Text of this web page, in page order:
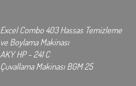
Excel Combo 403 Hassas Temizleme
ve Boylama Makinası
AKY HP - 241 C
Çuvallama Makinası BGM 25